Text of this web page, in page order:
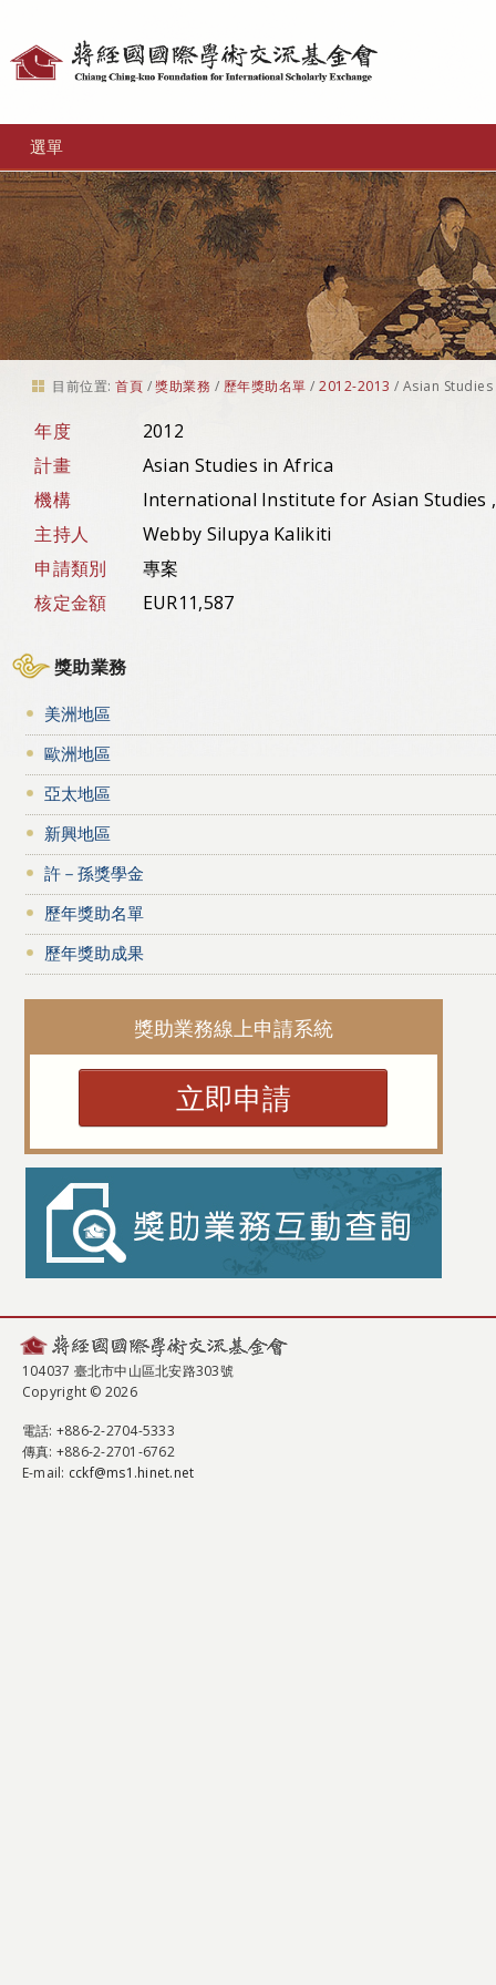
選單
目前位置: 首頁 /獎助業務 / 歷年獎助名單 /2012-2013 / Asian
年度
2012
計畫
Asian Studies in Africa
機構
International Institute for Asian Studies
主持人
Webby Silupya Kalikiti
申請類別
專案
核定金額
EUR11,587
獎助業務
美洲地區
歐洲地區
亞太地區
新興地區
許－孫獎學金
歷年獎助名單
歷年獎助成果
獎助業務線上申請系統
立即申請
104037 臺北市中山區北安路303號
Copyright © 2026
電話: +886-2-2704-5333
傳真: +886-2-2701-6762
E-mail: cckf@ms1.hinet.net